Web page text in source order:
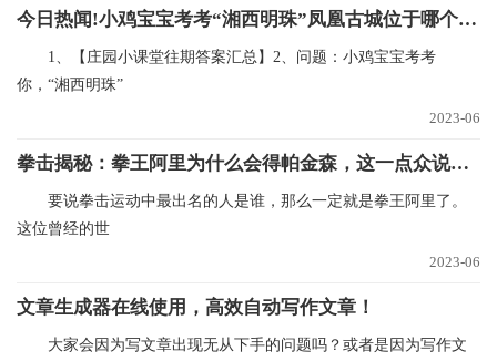
今日热闻!小鸡宝宝考考“湘西明珠”凤凰古城位于哪个省（10月16日支付宝蚂蚁庄园每日一题）
1、【庄园小课堂往期答案汇总】2、问题：小鸡宝宝考考
你，“湘西明珠”
2023-06
拳击揭秘：拳王阿里为什么会得帕金森，这一点众说纷纭-环球热文
要说拳击运动中最出名的人是谁，那么一定就是拳王阿里了。
这位曾经的世
2023-06
文章生成器在线使用，高效自动写作文章！
大家会因为写文章出现无从下手的问题吗？或者是因为写作文